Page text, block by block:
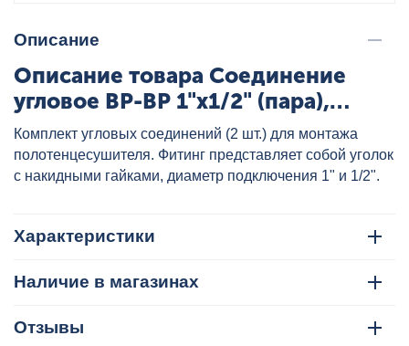
Описание
Описание товара Соединение
угловое ВР-ВР 1"х1/2" (пара),
артикул: 4620768882937
Комплект угловых соединений (2 шт.) для монтажа
полотенцесушителя. Фитинг представляет собой уголок
с накидными гайками, диаметр подключения 1" и 1/2".
Характеристики
Наличие в магазинах
Отзывы